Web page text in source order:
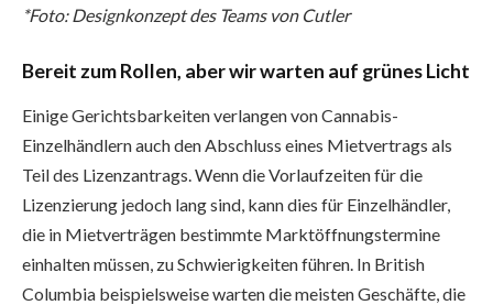
*Foto: Designkonzept des Teams von Cutler
Bereit zum Rollen, aber wir warten auf grünes Licht
Einige Gerichtsbarkeiten verlangen von Cannabis-
Einzelhändlern auch den Abschluss eines Mietvertrags als
Teil des Lizenzantrags. Wenn die Vorlaufzeiten für die
Lizenzierung jedoch lang sind, kann dies für Einzelhändler,
die in Mietverträgen bestimmte Marktöffnungstermine
einhalten müssen, zu Schwierigkeiten führen. In British
Columbia beispielsweise warten die meisten Geschäfte, die